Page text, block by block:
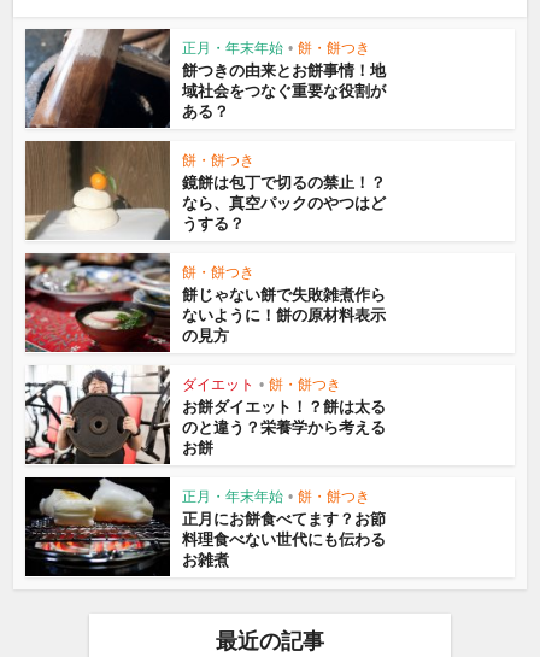
正月・年末年始 • 餅・餅つき
餅つきの由来とお餅事情！地
域社会をつなぐ重要な役割が
ある？
餅・餅つき
鏡餅は包丁で切るの禁止！？
なら、真空パックのやつはど
うする？
餅・餅つき
餅じゃない餅で失敗雑煮作ら
ないように！餅の原材料表示
の見方
ダイエット • 餅・餅つき
お餅ダイエット！？餅は太る
のと違う？栄養学から考える
お餅
正月・年末年始 • 餅・餅つき
正月にお餅食べてます？お節
料理食べない世代にも伝わる
お雑煮
最近の記事